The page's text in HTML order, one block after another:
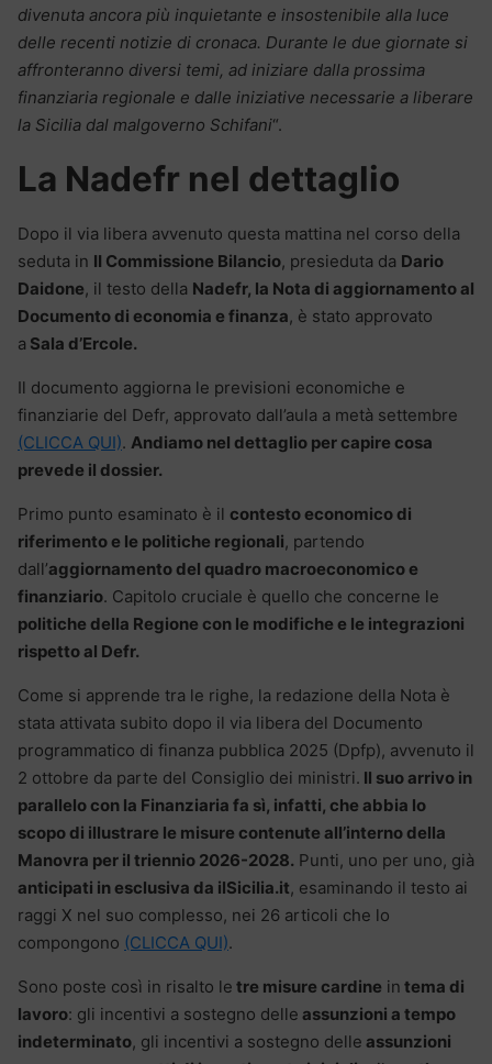
divenuta ancora più inquietante e insostenibile alla luce
delle recenti notizie di cronaca. Durante le due giornate si
affronteranno diversi temi, ad iniziare dalla prossima
finanziaria regionale e dalle iniziative necessarie a liberare
la Sicilia dal malgoverno Schifani“.
La Nadefr nel dettaglio
Dopo il via libera avvenuto questa mattina nel corso della
seduta in II Commissione Bilancio, presieduta da Dario
Daidone, il testo della Nadefr, la Nota di aggiornamento al
Documento di economia e finanza, è stato approvato
a Sala d’Ercole.
Il documento aggiorna le previsioni economiche e
finanziarie del Defr, approvato dall’aula a metà settembre
(CLICCA QUI). Andiamo nel dettaglio per capire cosa
prevede il dossier.
Primo punto esaminato è il contesto economico di
riferimento e le politiche regionali, partendo
dall’aggiornamento del quadro macroeconomico e
finanziario. Capitolo cruciale è quello che concerne le
politiche della Regione con le modifiche e le integrazioni
rispetto al Defr.
Come si apprende tra le righe, la redazione della Nota è
stata attivata subito dopo il via libera del Documento
programmatico di finanza pubblica 2025 (Dpfp), avvenuto il
2 ottobre da parte del Consiglio dei ministri. Il suo arrivo in
parallelo con la Finanziaria fa sì, infatti, che abbia lo
scopo di illustrare le misure contenute all’interno della
Manovra per il triennio 2026-2028. Punti, uno per uno, già
anticipati in esclusiva da ilSicilia.it, esaminando il testo ai
raggi X nel suo complesso, nei 26 articoli che lo
compongono (CLICCA QUI).
Sono poste così in risalto le tre misure cardine in tema di
lavoro: gli incentivi a sostegno delle assunzioni a tempo
indeterminato, gli incentivi a sostegno delle assunzioni